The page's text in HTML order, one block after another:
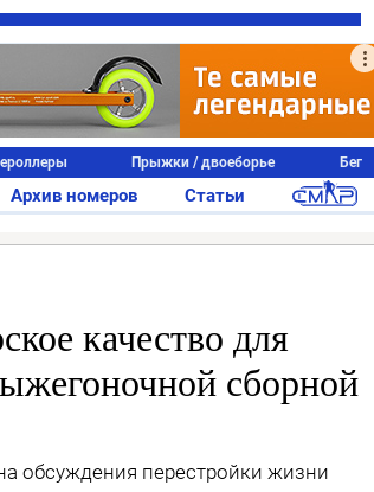
Прыжки / двоеборье Бег
Архив номеров Статьи
качество для
сборной
обсуждения перестройки жизни